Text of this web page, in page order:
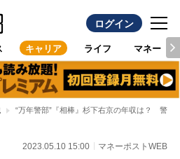
ログイン
キャリア ライフ マネー
“万年警部”『相棒』杉下右京の年収は？ 警察
2023.05.10 15:00 マネーポストWEB